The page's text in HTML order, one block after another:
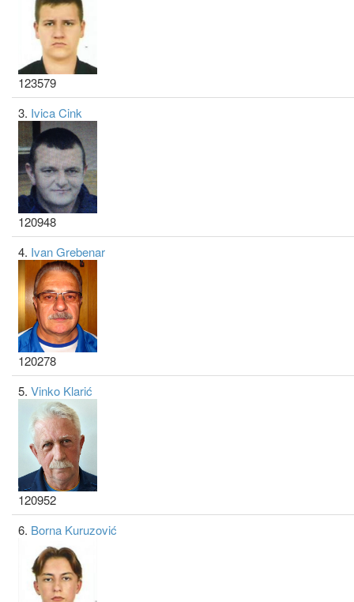
123579
3. Ivica Cink
120948
4. Ivan Grebenar
120278
5. Vinko Klarić
120952
6. Borna Kuruzović